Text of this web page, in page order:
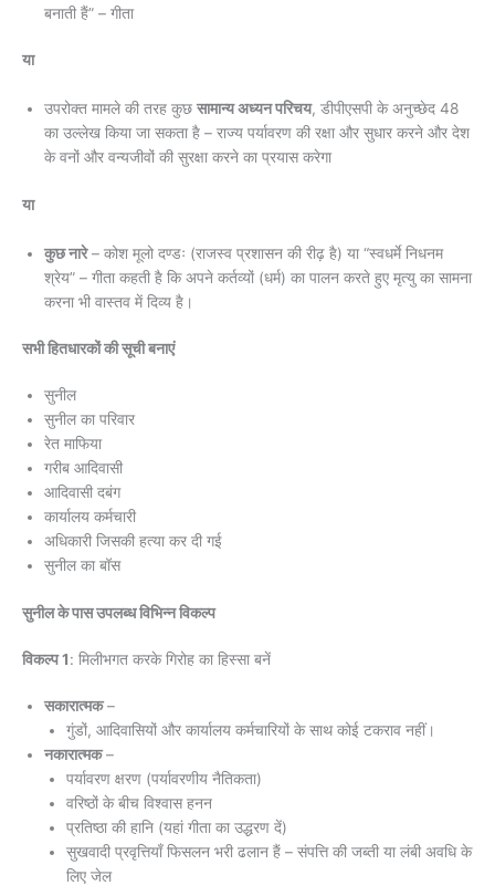
बनाती हैं” – गीता
या
उपरोक्त मामले की तरह कुछ सामान्य अध्यन परिचय, डीपीएसपी के अनुच्छेद 48
का उल्लेख किया जा सकता है – राज्य पर्यावरण की रक्षा और सुधार करने और देश
के वनों और वन्यजीवों की सुरक्षा करने का प्रयास करेगा
या
कुछ नारे– कोश मूलो दण्डः (राजस्व प्रशासन की रीढ़ है) या “स्वधर्मे निधनम
श्रेय” – गीता कहती है कि अपने कर्तव्यों (धर्म) का पालन करते हुए मृत्यु का सामना
करना भी वास्तव में दिव्य है।
सभी हितधारकों की सूची बनाएं
सुनील
सुनील का परिवार
रेत माफिया
गरीब आदिवासी
आदिवासी दबंग
कार्यालय कर्मचारी
अधिकारी जिसकी हत्या कर दी गई
सुनील का बॉस
सुनील के पास उपलब्ध विभिन्न विकल्प
विकल्प 1: मिलीभगत करके गिरोह का हिस्सा बनें
सकारात्मक–
गुंडों, आदिवासियों और कार्यालय कर्मचारियों के साथ कोई टकराव नहीं।
नकारात्मक–
पर्यावरण क्षरण (पर्यावरणीय नैतिकता)
वरिष्ठों के बीच विश्वास हनन
प्रतिष्ठा की हानि (यहां गीता का उद्धरण दें)
सुखवादी प्रवृत्तियाँ फिसलन भरी ढलान हैं – संपत्ति की जब्ती या लंबी अवधि के
लिए जेल